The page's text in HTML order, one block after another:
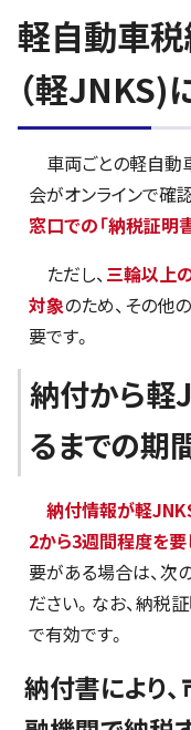
軽自動車
（軽JNKS)
車両ごとの軽自動
会がオンラインで確
窓口での「納税証明
ただし、三輪以上
対象のため、その他
要です。
納付から軽
るまでの期
納付情報が軽
2から3週間程度を要
要がある場合は、次
ださい。なお、納税
で有効です。
納付書により